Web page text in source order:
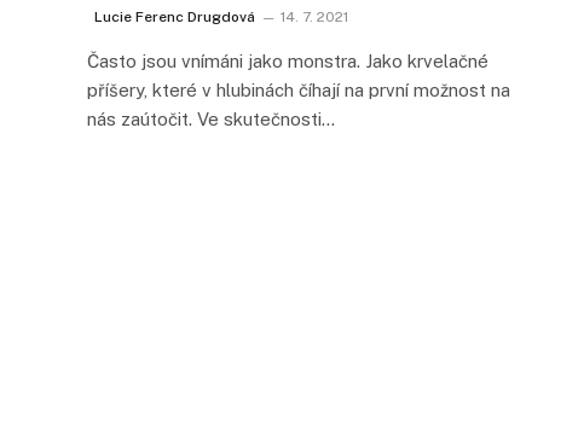
Lucie Ferenc Drugdová 14. 7. 2021
Často jsou vnímáni jako monstra. Jako krvelačné
příšery, které v hlubinách číhají na první možnost na
nás zaútočit. Ve skutečnosti…